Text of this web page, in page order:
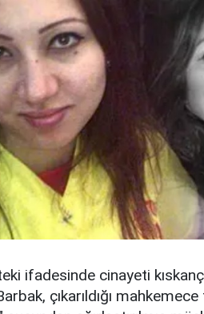
ifadesinde cinayeti
çıkarıldığı